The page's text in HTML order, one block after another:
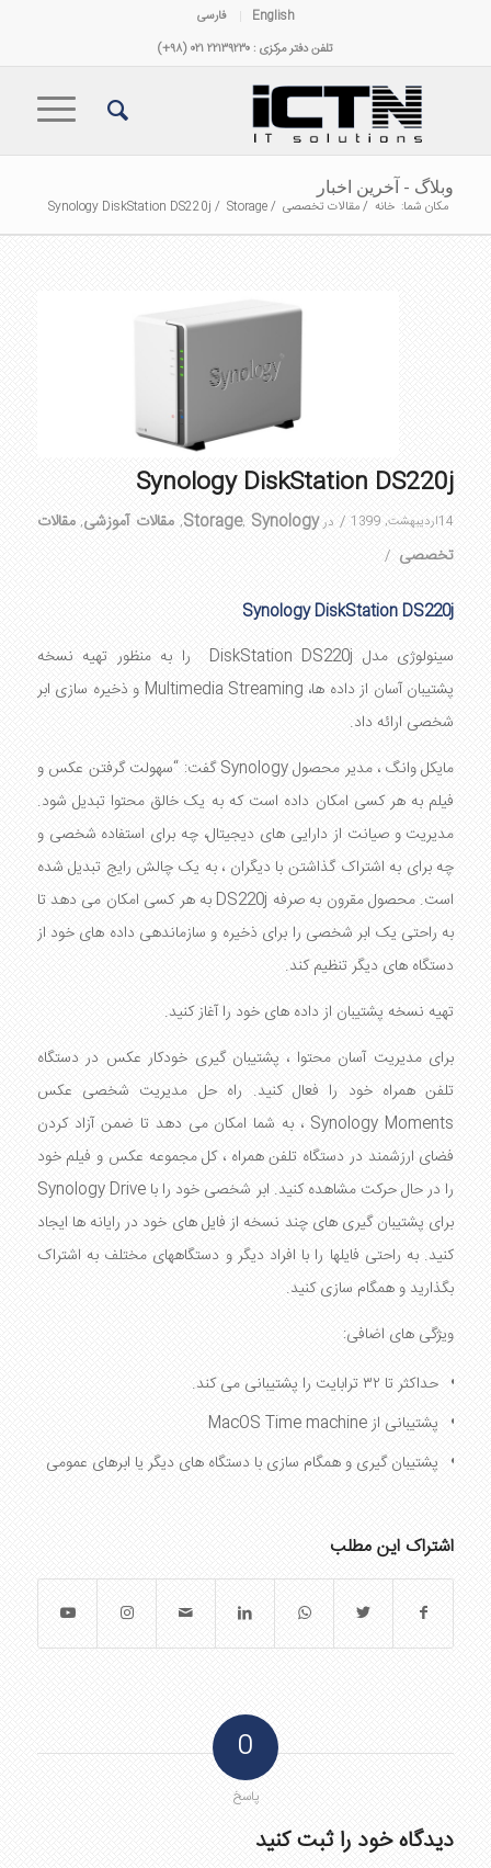
English
فارسی
تلفن دفتر مرکزی : ۲۲۱۳۹۲۳۰ ۰۲۱ (۹۸+)
وبلاگ - آخرین اخبار
مکان شما: خانه /مقالات تخصصی /
Storage
/
Synology DiskStation DS220j
Synology DiskStation DS220j
14اردیبهشت, 1399 / در Storage, Synology
, مقالات آموزشی,مقالات
تخصصی /
Synology DiskStation DS220j
سینولوژی مدل DiskStation DS220j را به منظور تهیه نسخه
پشتیبان آسان از داده ها، Multimedia Streaming و ذخیره سازی ابر
شخصی ارائه داد.
مایکل وانگ ، مدیر محصول Synology گفت: “سهولت گرفتن عکس و
فیلم به هر کسی امکان داده است که به یک خالق محتوا تبدیل شود.
مدیریت و صیانت از دارایی های دیجیتال، چه برای استفاده شخصی و
چه برای به اشتراک گذاشتن با دیگران ، به یک چالش رایج تبدیل شده
است. محصول مقرون به صرفه DS220j به هر کسی امکان می دهد تا
به راحتی یک ابر شخصی را برای ذخیره و سازماندهی داده های خود از
دستگاه های دیگر تنظیم کند.
تهیه نسخه پشتیبان از داده های خود را آغاز کنید.
برای مدیریت آسان محتوا ، پشتیبان گیری خودکار عکس در دستگاه
تلفن همراه خود را فعال کنید. راه حل مدیریت شخصی عکس
Synology Moments ، به شما امکان می دهد تا ضمن آزاد کردن
فضای ارزشمند در دستگاه تلفن همراه ، کل مجموعه عکس و فیلم خود
را در حال حرکت مشاهده کنید. ابر شخصی خود را با Synology Drive
برای پشتیبان گیری های چند نسخه از فایل های خود در رایانه ها ایجاد
کنید. به راحتی فایلها را با افراد دیگر و دستگاههای مختلف به اشتراک
بگذارید و همگام سازی کنید.
ویژگی های اضافی:
حداکثر تا ۳۲ ترابایت را پشتیبانی می کند.
پشتیبانی از MacOS Time machine
پشتیبان گیری و همگام سازی با دستگاه های دیگر یا ابرهای عمومی
اشتراک این مطلب
0
پاسخ
دیدگاه خود را ثبت کنید